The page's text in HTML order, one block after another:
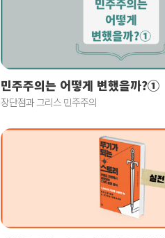
민주주의는 어떻게 변했을까?①
장단점과 그리스 민주주의